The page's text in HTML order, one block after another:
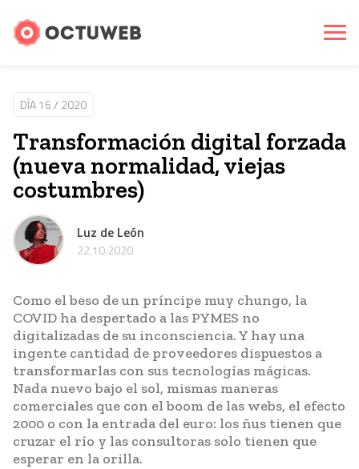
DÍA 16 / 2020
Transformación digital forzada
(nueva normalidad, viejas
costumbres)
Luz de León
22.10.2020
Como el beso de un príncipe muy chungo, la
COVID ha despertado a las PYMES no
digitalizadas de su inconsciencia. Y hay una
ingente cantidad de proveedores dispuestos a
transformarlas con sus tecnologías mágicas.
Nada nuevo bajo el sol, mismas maneras
comerciales que con el boom de las webs, el efecto
2000 o con la entrada del euro: los ñus tienen que
cruzar el río y las consultoras solo tienen que
esperar en la orilla.